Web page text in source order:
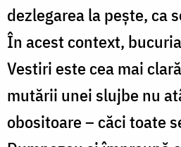
dezlegarea la pește, ca
În acest context,
Vestiri este cea mai
mutării unei slujbe nu
obositoare – căci toate